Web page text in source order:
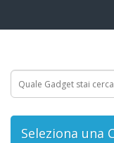
Seleziona una